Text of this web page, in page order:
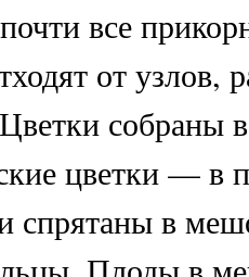
все
от узлов,
собраны
цветки — в
спрятаны в